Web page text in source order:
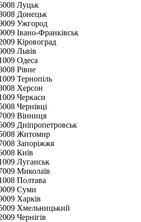
Луцьк
Донецьк
Ужгород
Івано-Франківськ
Кіровоград
Львів
Одеса
Рівне
Тернопіль
Херсон
Черкаси
Чернівці
Вінниця
Дніпропетровськ
Житомир
Запоріжжя
Київ
Луганськ
Миколаїв
Полтава
Суми
Харків
Хмельницький
Чернігів